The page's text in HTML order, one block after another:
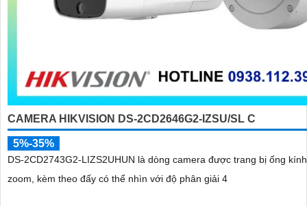
CAMERA HIKVISION DS-2CD2646G2-IZSU/SL C
5%-35%
DS-2CD2743G2-LIZS2UHUN là dòng camera được trang bị ống
zoom, kèm theo đấy có thể nhìn với độ phân giải 4